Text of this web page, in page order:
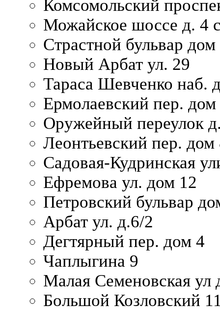
Комсомольский
Можайское шоссе д. 4
Страстной бульвар дом
Новый Арбат ул. 29
Тараса Шевченко наб.
Ермолаевский пер. дом
Оружейный переулок
Леонтьевский пер. дом
Садовая-Кудринская
Ефремова ул. дом 12
Петровский бульвар
Арбат ул. д.6/2
Дегтярный пер. дом 4
Чаплыгина 9
Малая Семеновская ул
Большой Козловский